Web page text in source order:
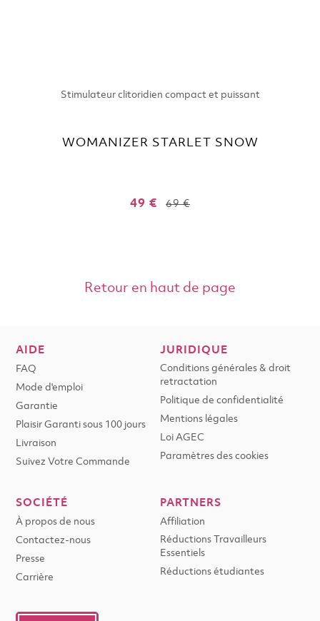
WOMANIZER STARLET SNOW
Stimulateur clitoridien compact et puissant
49 € 69 €
Retour en haut de page
AIDE
FAQ
Mode d'emploi
Garantie
Plaisir Garanti sous 100 jours
Livraison
Suivez Votre Commande
JURIDIQUE
Conditions générales & droit
retractation
Politique de confidentialité
Mentions légales
Loi AGEC
Paramètres des cookies
SOCIÉTÉ
À propos de nous
Contactez-nous
Presse
Carrière
PARTNERS
Affiliation
Réductions Travailleurs
Essentiels
Réductions étudiantes